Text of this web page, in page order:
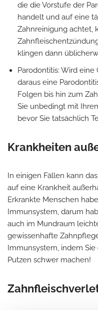
die die Vorstufe der
handelt und auf eine
Zahnreinigung achtet,
klingen dann
Parodontitis: Wird
daraus eine
Folgen bis hin zum
Sie unbedingt mit
bevor Sie tatsächlich
Krankheiten
In einigen Fällen kann
auf eine Krankheit
Erkrankte Menschen
Immunsystem, darum
auch im Mundraum
gewissenhafte
Immunsystem, indem
Putzen schwer machen!